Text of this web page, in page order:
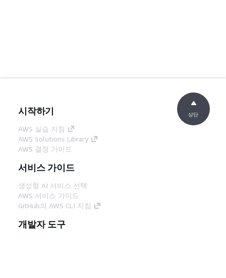
시작하기
AWS 실습 지침
AWS Solutions Library
AWS 결정 가이드
서비스 가이드
생성형 AI 서비스 선택
AWS 서비스 가이드
GitHub의 AWS CLI 지침
개발자 도구
상단